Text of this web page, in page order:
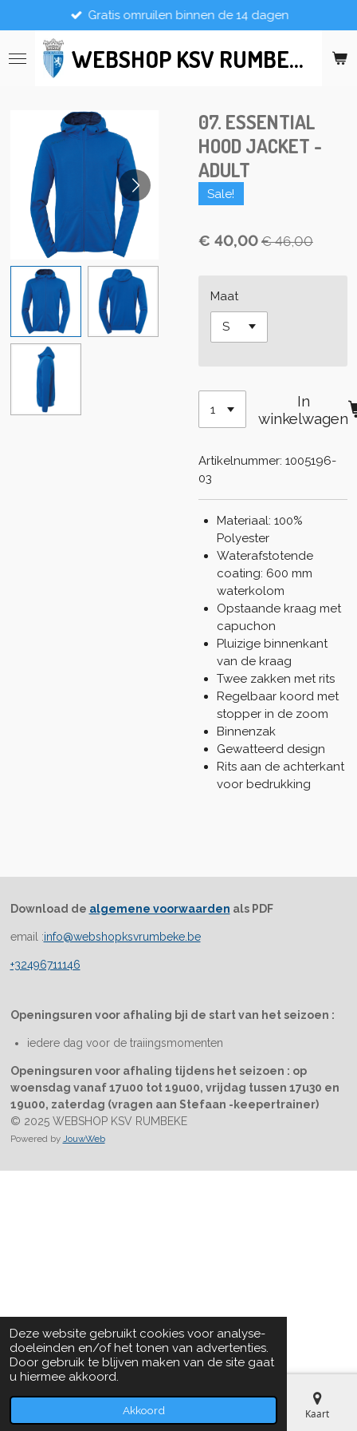
Deze website gebruikt cookies voor analyse-
doeleinden en/of het tonen van advertenties.
Door gebruik te blijven maken van de site gaat
u hiermee akkoord.
Akkoord
direct
naar
de
WEBSHOP KSV RUMBEKE
Gratis omruilen binnen de 14 dagen
07. ESSENTIAL
HOOD JACKET -
ADULT
Sale!
€ 40,00 € 46,00
Maat
In
winkelwagen
Artikelnummer: 1005196-
03
Materiaal: 100%
Polyester
Waterafstotende
coating: 600 mm
waterkolom
Opstaande kraag met
capuchon
Pluizige binnenkant
van de kraag
Twee zakken met rits
Regelbaar koord met
stopper in de zoom
Binnenzak
Gewatteerd design
Rits aan de achterkant
voor bedrukking
Download de algemene voorwaarden als PDF
email :info@webshopksvrumbeke.be
+32496711146
Openingsuren voor afhaling bji de start van het seizoen :
iedere dag voor de traiingsmomenten
Openingsuren voor afhaling tijdens het seizoen : op
woensdag vanaf 17u00 tot 19u00, vrijdag tussen 17u30 en
19u00, zaterdag (vragen aan Stefaan -keepertrainer)
© 2025 WEBSHOP KSV RUMBEKE
Powered by JouwWeb
Telefoonnummer Kaart